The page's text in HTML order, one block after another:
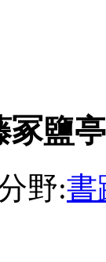
冢鹽亭
野:書